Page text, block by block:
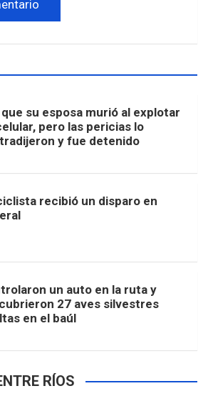
que su esposa murió al explotar
pero las pericias lo
y fue detenido
recibió un disparo en
un auto en la ruta y
27 aves silvestres
en el baúl
RÍOS